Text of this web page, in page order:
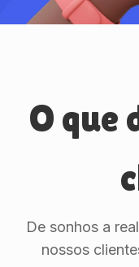
O que
De sonhos a
nossos